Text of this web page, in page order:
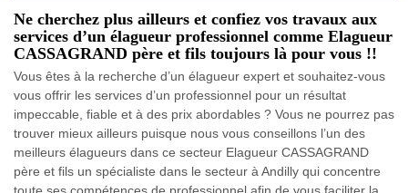
Ne cherchez plus ailleurs et confiez vos travaux aux
services d’un élagueur professionnel comme Elagueur
CASSAGRAND père et fils toujours là pour vous !!
Vous êtes à la recherche d’un élagueur expert et souhaitez-vous
vous offrir les services d’un professionnel pour un résultat
impeccable, fiable et à des prix abordables ? Vous ne pourrez pas
trouver mieux ailleurs puisque nous vous conseillons l’un des
meilleurs élagueurs dans ce secteur Elagueur CASSAGRAND
père et fils un spécialiste dans le secteur à Andilly qui concentre